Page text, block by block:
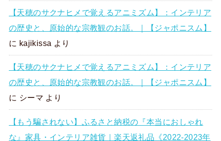
【天穂のサクナヒメで覚えるアニミズム】：インテリア
の歴史と、原始的な宗教観のお話。｜【ジャポニスム】
に kajikissa より
【天穂のサクナヒメで覚えるアニミズム】：インテリア
の歴史と、原始的な宗教観のお話。｜【ジャポニスム】
に シーマ より
【もう騙されない】ふるさと納税の『本当におしゃれ
な』家具・インテリア雑貨｜楽天返礼品《2022-2023年